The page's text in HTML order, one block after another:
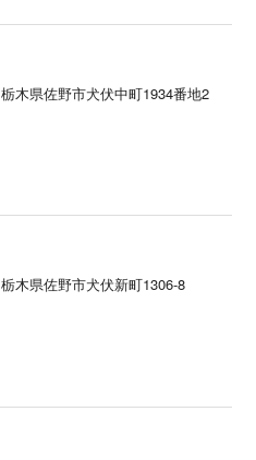
栃木県佐野市犬伏中町1934番地2
栃木県佐野市犬伏新町1306-8